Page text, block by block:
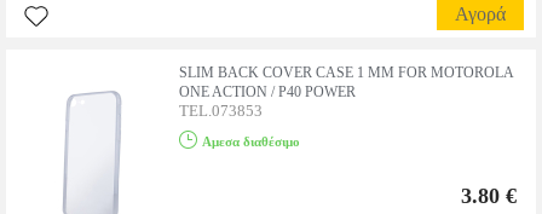
Αγορά
SLIM BACK COVER CASE 1 MM FOR MOTOROLA
ONE ACTION / P40 POWER
TEL.073853
Αμεσα διαθέσιμο
3.80 €